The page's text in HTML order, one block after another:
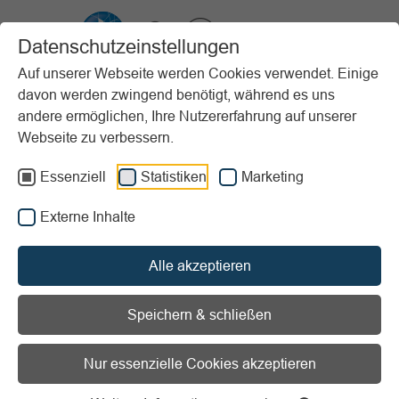
Datenschutzeinstellungen
Auf unserer Webseite werden Cookies verwendet. Einige
davon werden zwingend benötigt, während es uns
andere ermöglichen, Ihre Nutzererfahrung auf unserer
Webseite zu verbessern.
Essenziell Statistiken Marketing
Externe Inhalte
Alle akzeptieren
Speichern & schließen
Nur essenzielle Cookies akzeptieren
Startseite Vereinsmanagement
Digitalisierung
Best-Practice-Beispiele
Erstellung eines Vereins-Accounts auf Instagram
Informationen zum Readspeaker öffnen
Projektart:Kommunikation / Mitarbeit/Engagement /
Erstellung eines Vereins-
Accounts auf Instagram für